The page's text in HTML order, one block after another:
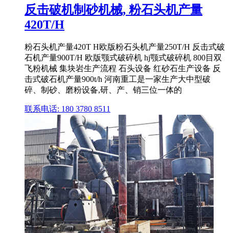
反击破机制砂机械, 粉石头机产量
420T/H
粉石头机产量420T H欧版粉石头机产量250T/H 反击式破
石机产量900T/H 欧版颚式破碎机 hj颚式破碎机 800目双
飞粉机械 集块岩生产流程 石头设备 红砂石生产设备 反
击式破石机产量900t/h 河南重工是一家生产大中型破
碎、制砂、磨粉设备,研、产、销三位一体的
联系电话: 180 3780 8511